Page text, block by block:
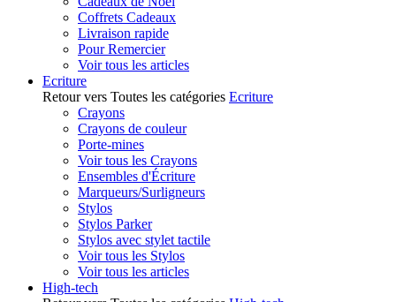
Coffrets Cadeaux
Livraison rapide
Pour Remercier
Voir tous les articles
Ecriture
Retour vers Toutes les catégories Ecriture
Crayons
Crayons de couleur
Porte-mines
Voir tous les Crayons
Ensembles d'Écriture
Marqueurs/Surligneurs
Stylos
Stylos Parker
Stylos avec stylet tactile
Voir tous les Stylos
Voir tous les articles
High-tech